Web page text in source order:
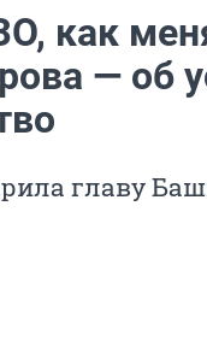
как
— об
главу